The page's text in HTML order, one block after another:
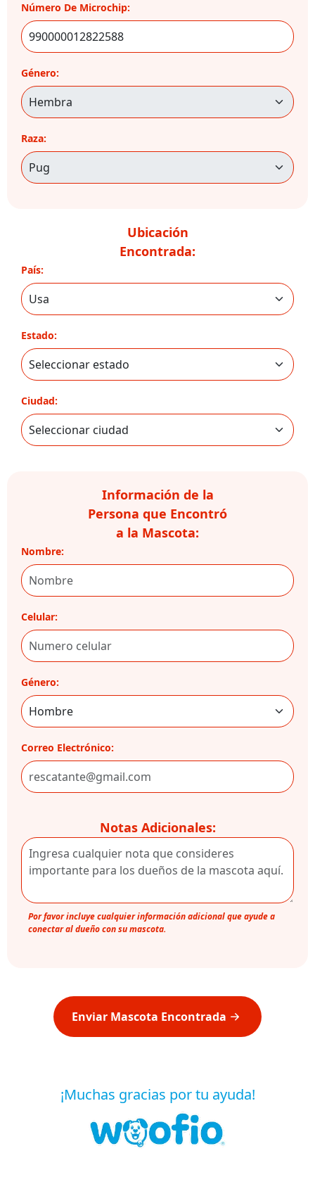
Número De Microchip:
Género:
Raza:
Ubicación
Encontrada:
País:
Estado:
Ciudad:
Información de la
Persona que Encontró
a la Mascota:
Nombre:
Celular:
Género:
Correo Electrónico:
Notas Adicionales:
Por favor incluye cualquier información adicional que ayude a
conectar al dueño con su mascota.
Enviar Mascota Encontrada
¡Muchas gracias por tu ayuda!